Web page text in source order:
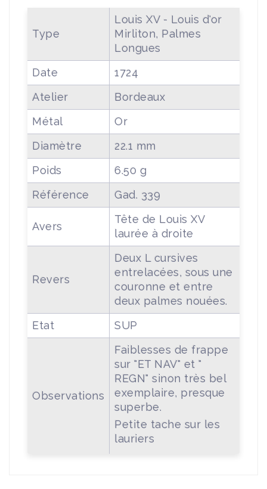
Type
Louis XV - Louis d'or
Mirliton, Palmes
Longues
Date
1724
Atelier
Bordeaux
Métal
Or
Diamètre
22.1 mm
Poids
6.50 g
Référence
Gad. 339
Avers
Tête de Louis XV
laurée à droite
Revers
Deux L cursives
entrelacées, sous une
couronne et entre
deux palmes nouées.
Etat
SUP
Observations
Faiblesses de frappe
sur "ET NAV" et "
REGN" sinon très bel
exemplaire, presque
superbe.
Petite tache sur les
lauriers